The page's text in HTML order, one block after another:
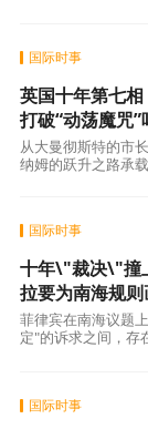
了暂停键。
国际时事
英国十年第七
打破“动荡魔咒”
从大曼彻斯特的市
纳姆的跃升之路承
国际时事
十年\"裁决\"撞
拉要为南海规
菲律宾在南海议题
定"的诉求之间，存
国际时事